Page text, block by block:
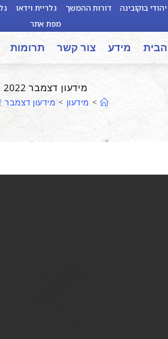
בוקובינה דורות ההמשך גלריית וידאו
מפת אתר
מידע צור קשר תרומות
מידעון דצמבר 2022
> מידעון > מידעון דצמבר 2022